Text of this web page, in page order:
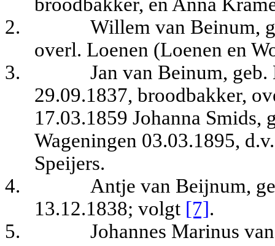
2.
Willem van Beinum,
overl. Loenen (Loenen en
3.
Jan van Beinum,
29.09.1837, broodbakker,
17.03.1859 Johanna
Wageningen 03.03.1895,
Speijers.
4.
Antje van Beijnum,
13.12.1838; volgt [7].
5.
Johannes Marinus